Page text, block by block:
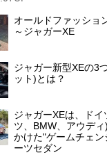
オールドファッショ
～ジャガーXE
ジャガー新型XEの3
ット)とは？
ジャガーXEは、ドイ
ツ、BMW、アウデ
かけた"ゲームチェン
ーツセダン